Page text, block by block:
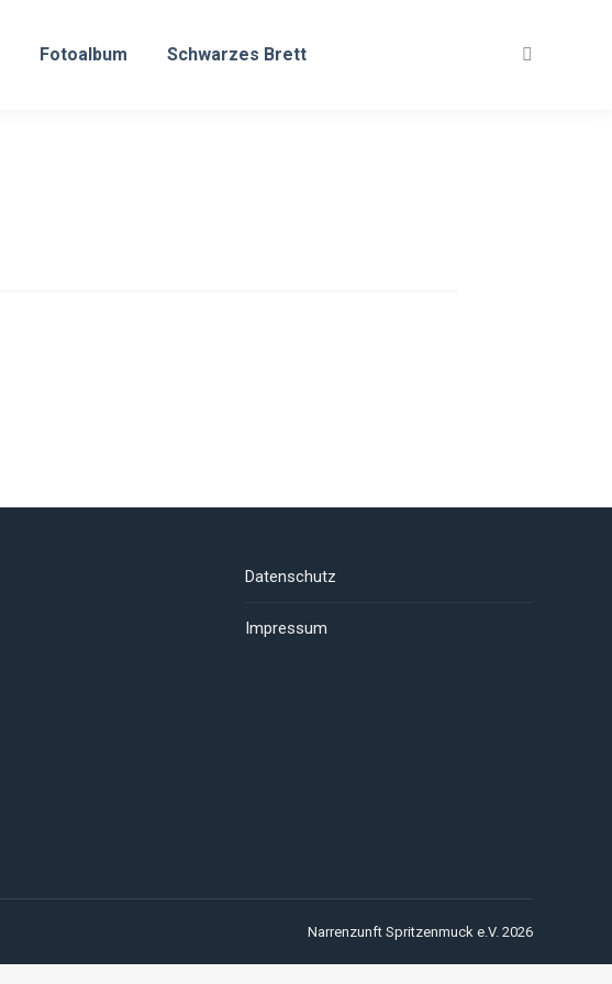
Fotoalbum Schwarzes Brett Search:
Datenschutz
Impressum
Narrenzunft Spritzenmuck e.V. 2026